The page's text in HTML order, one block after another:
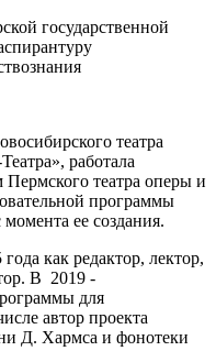
государственной
театра
работала
театра оперы и
программы
ее создания.
как редактор, лектор,
В 2019 -
для
автор проекта
Д. Хармса и фонотеки